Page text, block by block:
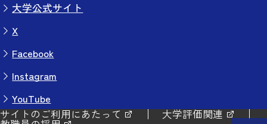
大学公式サイト
X
Facebook
Instagram
YouTube
サイトのご利用にあたって
大学評価関連